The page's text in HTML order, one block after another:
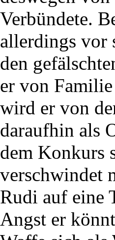
Verbündete.
allerdings vor
den
er von
wird er von
daraufhin als
dem Konkurs
verschwindet
Rudi auf eine
Angst er